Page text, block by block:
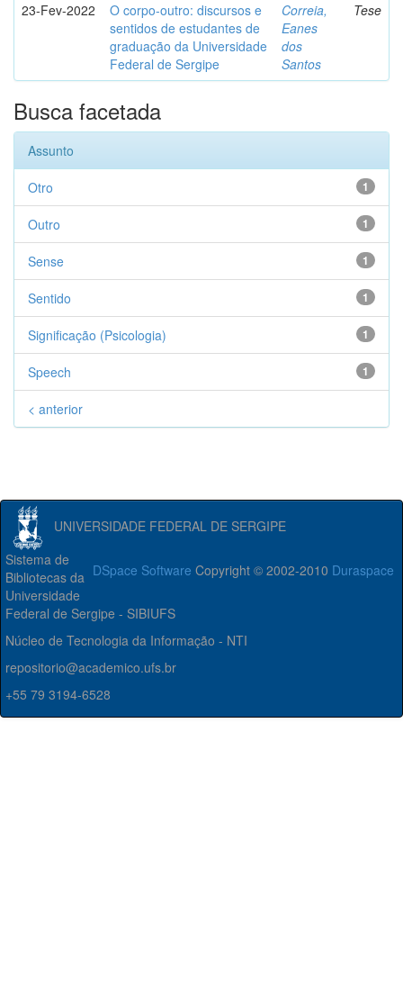
23-Fev-2022
O corpo-outro: discursos e
sentidos de estudantes de
graduação da Universidade
Federal de Sergipe
Correia,
Eanes
dos
Santos
Tese
Busca facetada
Assunto
1
Otro
1
Outro
1
Sense
1
Sentido
1
Significação (Psicologia)
1
Speech
< anterior
UNIVERSIDADE FEDERAL DE SERGIPE
DSpace Software Copyright © 2002-2010 Duraspace
Sistema de
Bibliotecas da
Universidade
Federal de Sergipe - SIBIUFS
Núcleo de Tecnologia da Informação - NTI
repositorio@academico.ufs.br
+55 79 3194-6528